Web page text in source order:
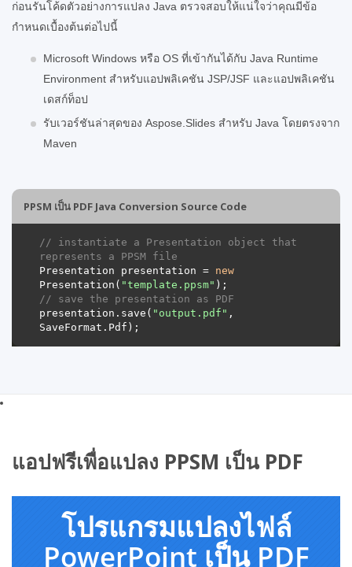
ก่อนรันโค้ดตัวอย่างการแปลง Java ตรวจสอบให้แน่ใจว่าคุณมีข้อ
กำหนดเบื้องต้นต่อไปนี้
Microsoft Windows หรือ OS ที่เข้ากันได้กับ Java Runtime
Environment สำหรับแอปพลิเคชัน JSP/JSF และแอปพลิเคชัน
เดสก์ท็อป
รับเวอร์ชันล่าสุดของ Aspose.Slides สำหรับ Java โดยตรงจาก
Maven
PPSM เป็น PDF Java Conversion Source Code
// instantiate a Presentation object that
represents a PPSM file
Presentation presentation = new
Presentation( "template.ppsm"
// save the presentation as PDF
presentation.save( "output.pdf" ,
แอปฟรีเพื่อแปลง PPSM เป็น PDF